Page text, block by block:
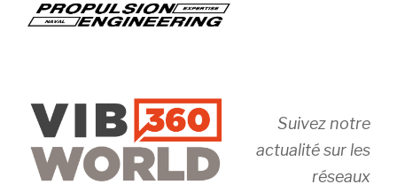
Suivez notre
actualité sur les
réseaux